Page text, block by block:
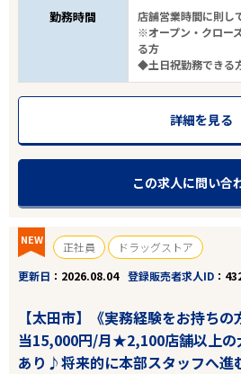
勤務時間
店舗営業時間に則し
※オープン・クロー
る方
◆土日祝勤務できる
詳細を見る
この求人に問い合
NEW 正社員
ドラッグストア
更新日
2026.08.04 登録販売者求人ID
【太田市】《実務経験をお持ち
当15,000円/月★2,100店舗以上の
あり♪将来的に本部スタッフへ進